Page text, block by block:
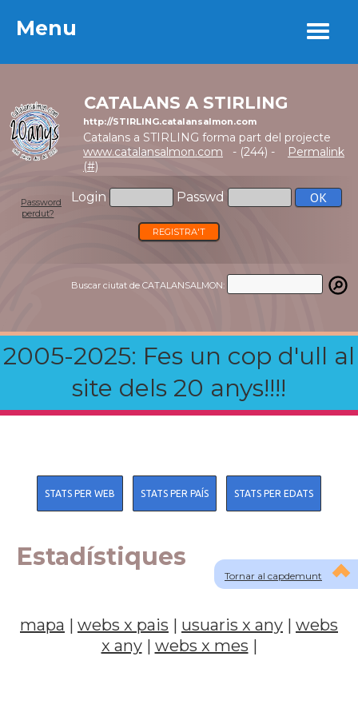
Menu
CATALANS A STIRLING
http://STIRLING.catalansalmon.com
Catalans a STIRLING forma part del projecte
www.catalansalmon.com - (244) -
Permalink
(#)
Login Passwd
Password
perdut?
REGISTRA'T
Buscar ciutat de CATALANSALMON:
2005-2025: Fes un cop d'ull al
site dels 20 anys!!!!
Menu
Tornar al capdemunt
STATS PER WEB STATS PER PAÍS STATS PER EDATS
Estadístiques
mapa | webs x pais | usuaris x any | webs
x any| webs x mes |